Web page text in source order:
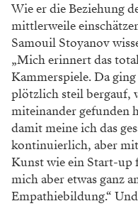
Wie er die Beziehung
mittlerweile
Samouil Stoyanov
„Mich erinnert das
Kammerspiele. Da
plötzlich steil bergauf,
miteinander gefunden
damit meine ich das
kontinuierlich, aber
Kunst wie ein Start-
mich aber etwas ganz
Empathiebildung.“